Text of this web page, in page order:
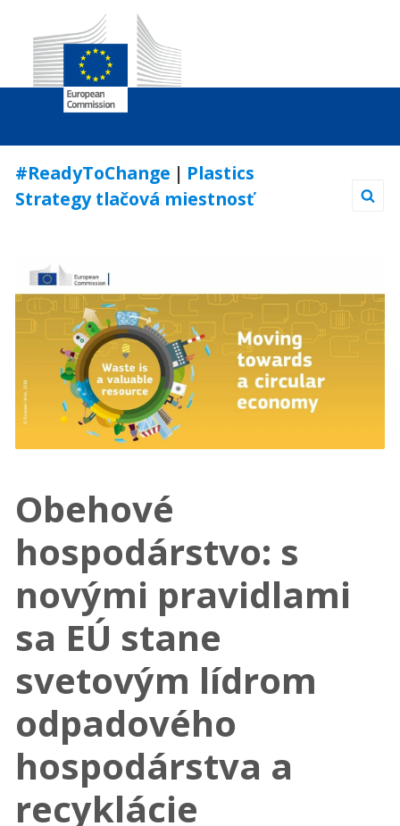
to
Content
#ReadyToChange | Plastics
Strategy tlačová miestnosť
Obehové
hospodárstvo: s
novými pravidlami
sa EÚ stane
svetovým lídrom
odpadového
hospodárstva a
recyklácie